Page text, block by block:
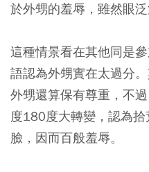
於外甥的羞辱，雖然眼泛
這種情景看在其他同是
語認為外甥實在太過分
外甥還算保有尊重，不
度180度大轉變，認為
臉，因而百般羞辱。